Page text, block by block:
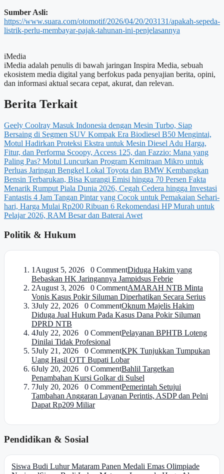
Sumber Asli:
https://www.suara.com/otomotif/2026/04/20/203131/apakah-sepeda-
listrik-perlu-membayar-pajak-tahunan-ini-penjelasannya
iMedia
iMedia adalah penulis di bawah jaringan Inspira Media, sebuah
ekosistem media digital yang berfokus pada penyajian berita, opini,
dan informasi aktual secara cepat, akurat, dan relevan.
Berita Terkait
Geely Coolray Masuk Indonesia dengan Mesin Turbo, Siap
Bersaing di Segmen SUV Kompak Era Biodiesel B50 Mengintai,
Motul Hadirkan Proteksi Ekstra untuk Mesin Diesel Adu Harga,
Fitur, dan Performa Scoopy, Access 125, dan Fazzio: Mana yang
Paling Pas? Motul Luncurkan Program Kemitraan Mikro untuk
Perluas Jaringan Bengkel Lokal Toyota dan BMW Kembangkan
Bensin Terbarukan, Bisa Kurangi Emisi hingga 70 Persen Fakta
Menarik Rumput Piala Dunia 2026, Cegah Cedera hingga Investasi
Fantastis 4 Jam Tangan Pintar yang Cocok untuk Pemakaian Sehari-
hari, Harga Mulai Rp200 Ribuan 6 Rekomendasi HP Murah untuk
Pelajar 2026, RAM Besar dan Baterai Awet
Politik & Hukum
1 August 5, 2026 0 CommentDiduga Hakim yang
Bebaskan HK Jaringannya Jampidsus Febrie
2August 3, 2026 0 CommentAMARAH NTB Minta
Vonis Kasus Pokir Siluman Diperhatikan Secara Serius
3July 22, 2026 0 CommentOknum Majelis Hakim
Diduga Jual Hukum Pada Kasus Dana Pokir Siluman
DPRD NTB
4July 22, 2026 0 CommentPelayanan BPHTB Loteng
Dinilai Tidak Profesional
5July 21, 2026 0 CommentKPK Tunjukkan Tumpukan
Uang Hasil OTT Bupati Lobar
6July 20, 2026 0 CommentBahlil Targetkan
Penambahan Kursi Golkar di Sulsel
7July 20, 2026 0 CommentPemerintah Setujui
Tambahan Anggaran Layanan Perintis, ASDP dan Pelni
Dapat Rp209 Miliar
Pendidikan & Sosial
Siswa Budi Luhur Mataram Panen Medali Emas Olimpiade